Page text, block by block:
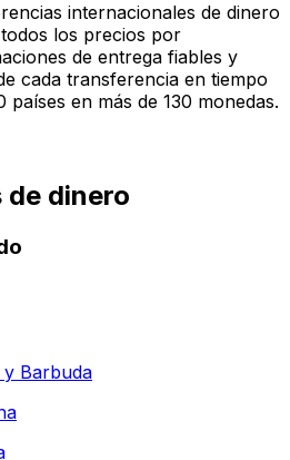
internacionales de dinero
los precios por
de entrega fiables y
cada transferencia en tiempo
países en más de 130 monedas.
de dinero
y Barbuda